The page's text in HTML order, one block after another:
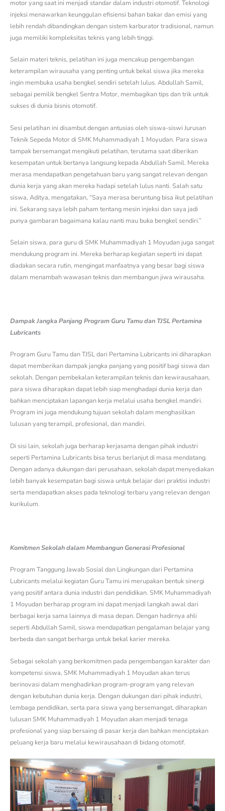
motor yang saat ini menjadi standar dalam industri otomotif. Teknologi
injeksi menawarkan keunggulan efisiensi bahan bakar dan emisi yang
lebih rendah dibandingkan dengan sistem karburator tradisional, namun
juga memiliki kompleksitas teknis yang lebih tinggi.
Selain materi teknis, pelatihan ini juga mencakup pengembangan
keterampilan wirausaha yang penting untuk bekal siswa jika mereka
ingin membuka usaha bengkel sendiri setelah lulus. Abdullah Samil,
sebagai pemilik bengkel Sentra Motor, membagikan tips dan trik untuk
sukses di dunia bisnis otomotif.
Sesi pelatihan ini disambut dengan antusias oleh siswa-siswi Jurusan
Teknik Sepeda Motor di SMK Muhammadiyah 1 Moyudan. Para siswa
tampak bersemangat mengikuti pelatihan, terutama saat diberikan
kesempatan untuk bertanya langsung kepada Abdullah Samil. Mereka
merasa mendapatkan pengetahuan baru yang sangat relevan dengan
dunia kerja yang akan mereka hadapi setelah lulus nanti. Salah satu
siswa, Aditya, mengatakan, “Saya merasa beruntung bisa ikut pelatihan
ini. Sekarang saya lebih paham tentang mesin injeksi dan saya jadi
punya gambaran bagaimana kalau nanti mau buka bengkel sendiri.”
Selain siswa, para guru di SMK Muhammadiyah 1 Moyudan juga sangat
mendukung program ini. Mereka berharap kegiatan seperti ini dapat
diadakan secara rutin, mengingat manfaatnya yang besar bagi siswa
dalam menambah wawasan teknis dan membangun jiwa wirausaha.
Dampak Jangka Panjang Program Guru Tamu dan TJSL Pertamina
Lubricants
Program Guru Tamu dan TJSL dari Pertamina Lubricants ini diharapkan
dapat memberikan dampak jangka panjang yang positif bagi siswa dan
sekolah. Dengan pembekalan keterampilan teknis dan kewirausahaan,
para siswa diharapkan dapat lebih siap menghadapi dunia kerja dan
bahkan menciptakan lapangan kerja melalui usaha bengkel mandiri.
Program ini juga mendukung tujuan sekolah dalam menghasilkan
lulusan yang terampil, profesional, dan mandiri.
Di sisi lain, sekolah juga berharap kerjasama dengan pihak industri
seperti Pertamina Lubricants bisa terus berlanjut di masa mendatang.
Dengan adanya dukungan dari perusahaan, sekolah dapat menyediakan
lebih banyak kesempatan bagi siswa untuk belajar dari praktisi industri
serta mendapatkan akses pada teknologi terbaru yang relevan dengan
kurikulum.
Komitmen Sekolah dalam Membangun Generasi Profesional
Program Tanggung Jawab Sosial dan Lingkungan dari Pertamina
Lubricants melalui kegiatan Guru Tamu ini merupakan bentuk sinergi
yang positif antara dunia industri dan pendidikan. SMK Muhammadiyah
1 Moyudan berharap program ini dapat menjadi langkah awal dari
berbagai kerja sama lainnya di masa depan. Dengan hadirnya ahli
seperti Abdullah Samil, siswa mendapatkan pengalaman belajar yang
berbeda dan sangat berharga untuk bekal karier mereka.
Sebagai sekolah yang berkomitmen pada pengembangan karakter dan
kompetensi siswa, SMK Muhammadiyah 1 Moyudan akan terus
berinovasi dalam menghadirkan program-program yang relevan
dengan kebutuhan dunia kerja. Dengan dukungan dari pihak industri,
lembaga pendidikan, serta para siswa yang bersemangat, diharapkan
lulusan SMK Muhammadiyah 1 Moyudan akan menjadi tenaga
profesional yang siap bersaing di pasar kerja dan bahkan menciptakan
peluang kerja baru melalui kewirausahaan di bidang otomotif.